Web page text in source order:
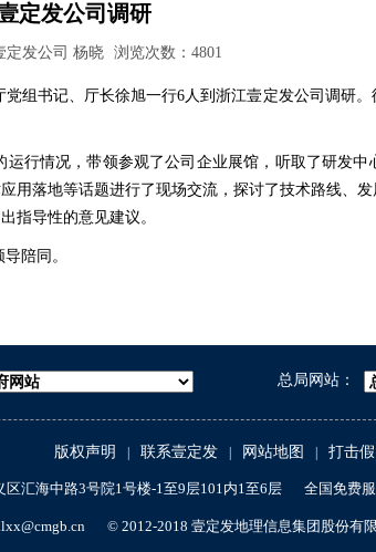
定发公司调研
定发公司 杨晓
浏览次数：4801
党组书记、厅长徐旭一行6人到浙江壹定发公司调研
运行情况，带领参观了公司企业展馆，听取了研发
用落地等话题进行了现场交流，探讨了技术路线、
指导性的意见建议。
陪同。
总局网站：
版权声明 | 联系壹定发 | 网站地图 | 打击
汇海中路3号院1号楼-1至9层101内1至6层 全国免费
© 2012-2018 壹定发地理信息集团股份有